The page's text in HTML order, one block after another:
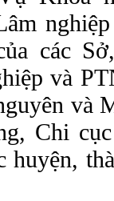
các
và
và
Chi
huyện,